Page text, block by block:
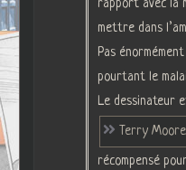
rapport avec la
mettre dans
Pas
pourtant le
Le dessinateur
Terry Moore
récompensé